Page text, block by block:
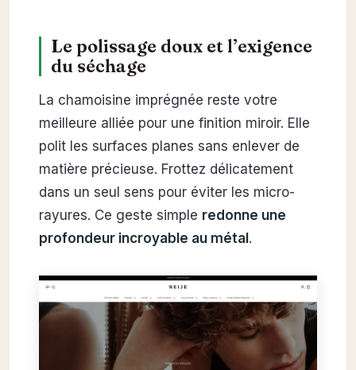
Le polissage doux et l’exigence
du séchage
La chamoisine imprégnée reste votre
meilleure alliée pour une finition miroir. Elle
polit les surfaces planes sans enlever de
matière précieuse. Frottez délicatement
dans un seul sens pour éviter les micro-
rayures. Ce geste simple redonne une
profondeur incroyable au métal.